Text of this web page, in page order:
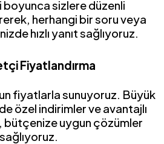
boyunca sizlere düzenli
herhangi bir soru veya
hızlı yanıt sağlıyoruz.
Fiyatlandırma
fiyatlarla sunuyoruz. Büyük
özel indirimler ve avantajlı
bütçenize uygun çözümler
sağlıyoruz.